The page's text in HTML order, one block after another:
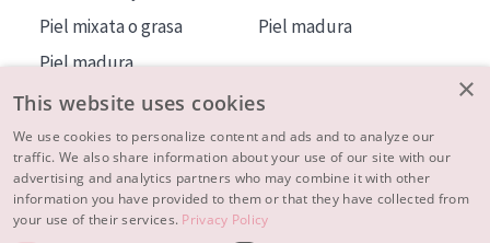
Piel mixata o grasa
Piel madura
Piel expuesta al sol
Piel menopáusica
Piel madura
MÁS SOBRE NOSOTROS
INSPIRACIÓN
×
This website uses cookies
We use cookies to personalize content and ads and to analyze our
traffic. We also share information about your use of our site with our
advertising and analytics partners who may combine it with other
information you have provided to them or that they have collected from
your use of their services. Privacy Policy